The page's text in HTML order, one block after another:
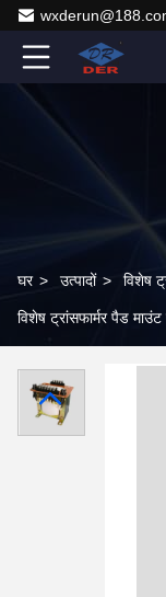
घर > उत्पादों > विशेष
विशेष ट्रांसफार्मर पैड